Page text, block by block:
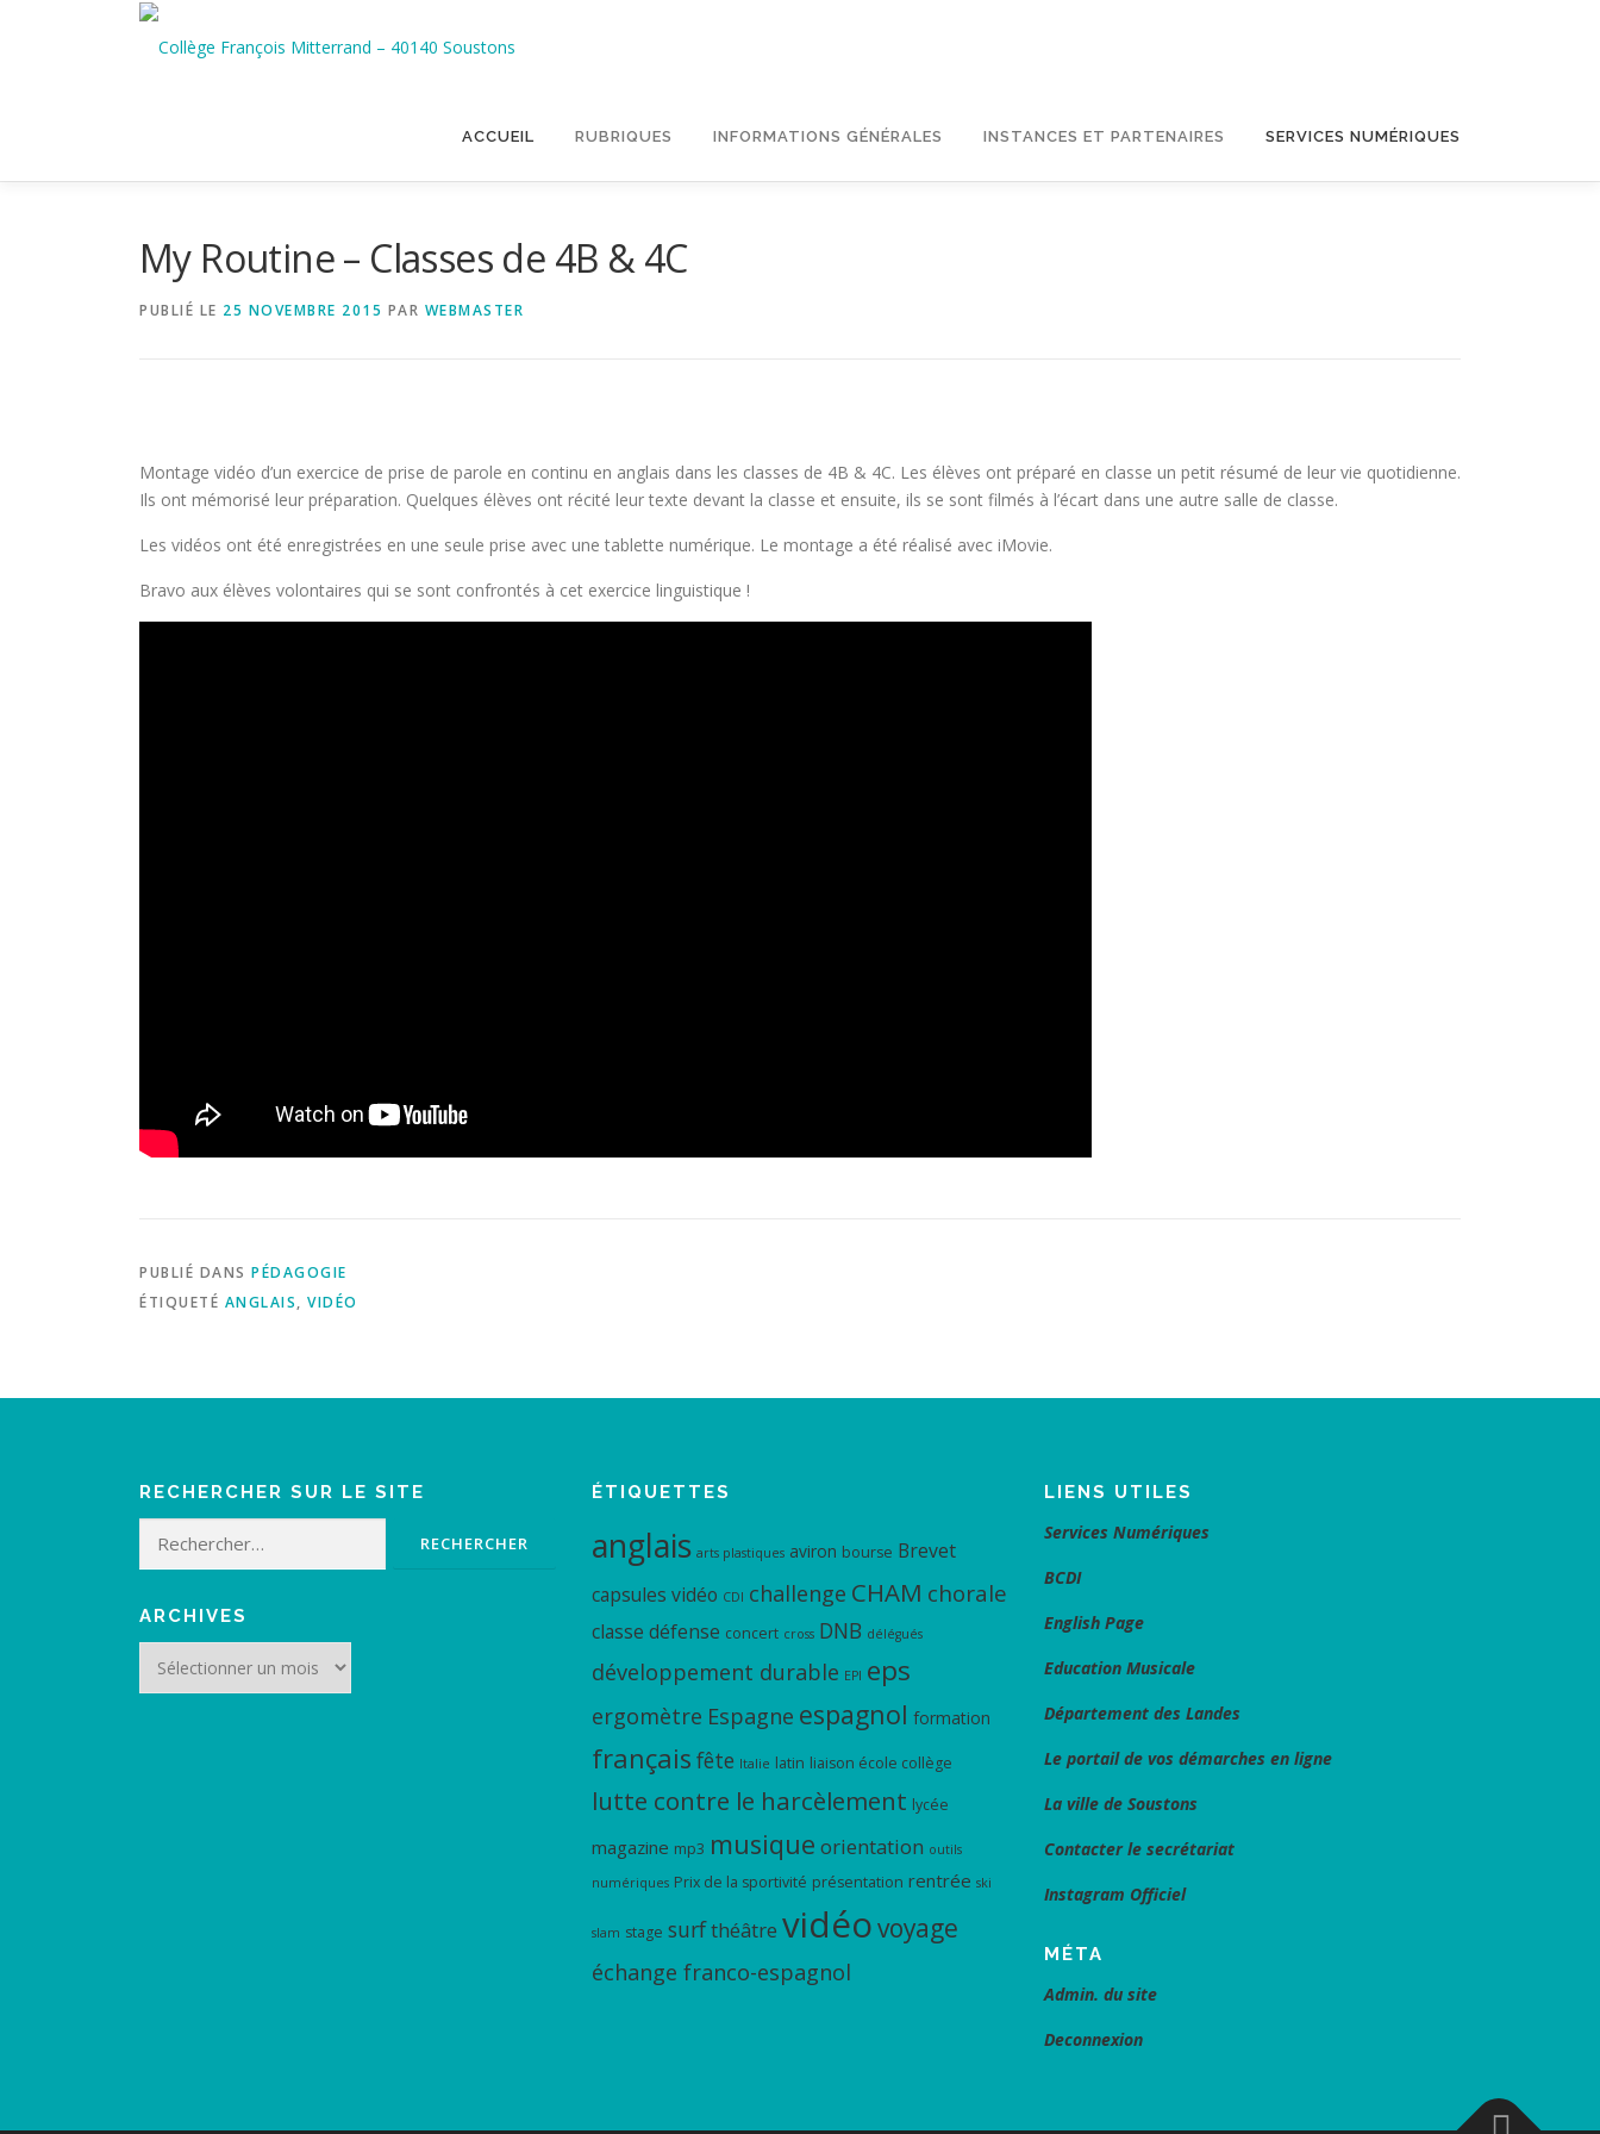
ACCUEIL RUBRIQUES INFORMATIONS GÉNÉRALES INSTANCES ET PARTENAIRES SERVICES NUMÉRIQUES
My Routine – Classes de 4B & 4C
PUBLIÉ LE 25 NOVEMBRE 2015 PAR WEBMASTER
Montage vidéo d’un exercice de prise de parole en continu en anglais dans les classes de 4B & 4C. Les élèves ont préparé en classe un petit résumé de leur vie quotidienne.
Ils ont mémorisé leur préparation. Quelques élèves ont récité leur texte devant la classe et ensuite, ils se sont filmés à l’écart dans une autre salle de classe.
Les vidéos ont été enregistrées en une seule prise avec une tablette numérique. Le montage a été réalisé avec iMovie.
Bravo aux élèves volontaires qui se sont confrontés à cet exercice linguistique !
PUBLIÉ DANS PÉDAGOGIE
ÉTIQUETÉ ANGLAIS, VIDÉO
RECHERCHER SUR LE SITE
ARCHIVES
ÉTIQUETTES
anglais arts plastiques aviron bourse Brevet
capsules vidéo CDI challenge CHAM chorale
classe défense concert cross DNB délégués
développement durable EPI eps
ergomètre Espagne espagnol formation
français fête Italie latin liaison école collège
lutte contre le harcèlement lycée
magazine mp3 musique orientation outils
numériques Prix de la sportivité présentation rentrée ski
slam stage surfthéâtre vidéovoyage
échange franco-espagnol
LIENS UTILES
Services Numériques
BCDI
English Page
Education Musicale
Département des Landes
Le portail de vos démarches en ligne
La ville de Soustons
Contacter le secrétariat
Instagram Officiel
MÉTA
Admin. du site
Deconnexion